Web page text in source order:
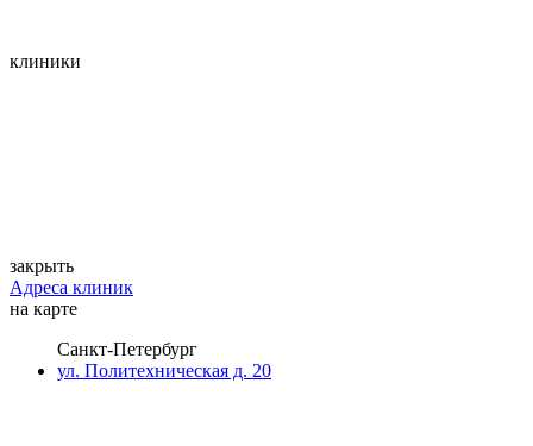
клиники
закрыть
Адреса клиник
на карте
Санкт-Петербург
ул. Политехническая д. 20